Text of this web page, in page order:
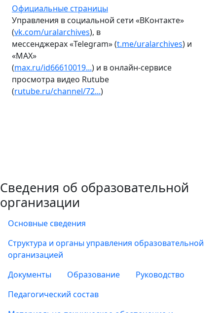
Официальные страницы
Управления в социальной сети «ВКонтакте»
(vk.com/uralarchives), в
мессенджерах «Telegram» (t.me/uralarchives) и
«MAX»
(max.ru/id66610019...) и в онлайн-сервисе
просмотра видео Rutube
(rutube.ru/channel/72...)
Сведения об образовательной
организации
Основные сведения
Структура и органы управления образовательной
организацией
Документы
Образование
Руководство
Педагогический состав